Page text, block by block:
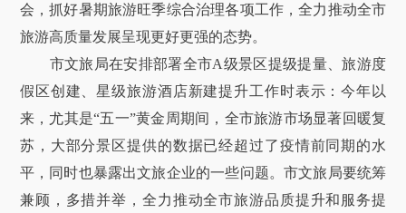
会，抓好暑期旅游旺季综合治理各项工作，全力推动全市
旅游高质量发展呈现更好更强的态势。
市文旅局在安排部署全市A级景区提级提量、旅游度
假区创建、星级旅游酒店新建提升工作时表示：今年以
来，尤其是“五一”黄金周期间，全市旅游市场显著回暖复
苏，大部分景区提供的数据已经超过了疫情前同期的水
平，同时也暴露出文旅企业的一些问题。市文旅局要统筹
兼顾，多措并举，全力推动全市旅游品质提升和服务提